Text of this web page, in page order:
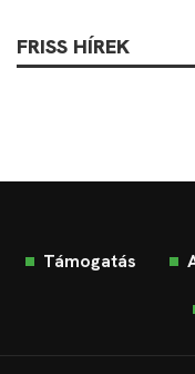
FRISS HÍREK
Támogatás